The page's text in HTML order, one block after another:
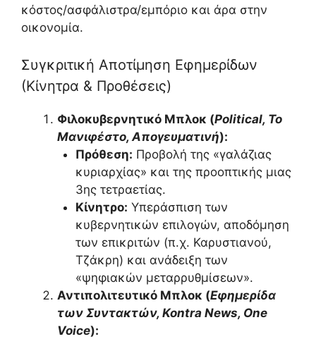
κόστος/ασφάλιστρα/εμπόριο και άρα στην
οικονομία.
Συγκριτική Αποτίμηση Εφημερίδων
(Κίνητρα & Προθέσεις)
Φιλοκυβερνητικό Μπλοκ (Political, Το
Μανιφέστο, Απογευματινή):
Πρόθεση: Προβολή της «γαλάζιας
κυριαρχίας» και της προοπτικής μιας
3ης τετραετίας.
Κίνητρο: Υπεράσπιση των
κυβερνητικών επιλογών, αποδόμηση
των επικριτών (π.χ. Καρυστιανού,
Τζάκρη) και ανάδειξη των
«ψηφιακών μεταρρυθμίσεων».
Αντιπολιτευτικό Μπλοκ (Εφημερίδα
των Συντακτών, Kontra News, One
Voice):